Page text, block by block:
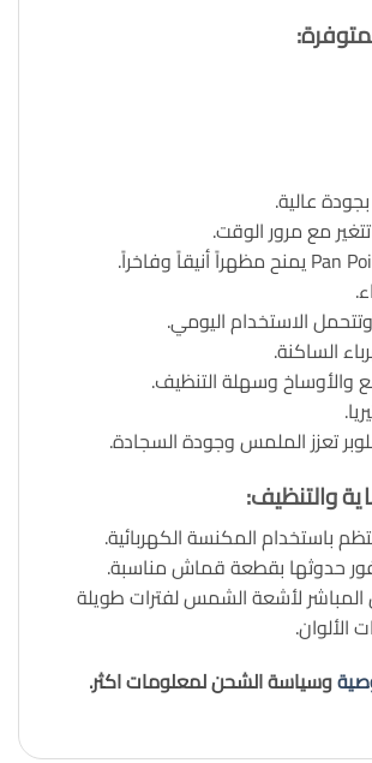
بجودة عالية.
تتغير مع مرور الوقت.
الاستخدام اليومي.
الساكنة.
والأوساخ وسهلة التنظيف.
تعزز الملمس وجودة السجادة.
والتنظيف:
باستخدام المكنسة الكهربائية.
حدوثها بقطعة قماش مناسبة.
المباشر لأشعة الشمس لفترات طويلة
الألوان.
وسياسة الشحن لمعلومات اكثر.